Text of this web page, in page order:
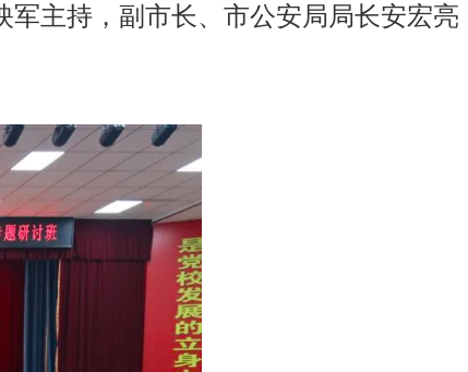
主持，副市长、市公安局局长安宏亮